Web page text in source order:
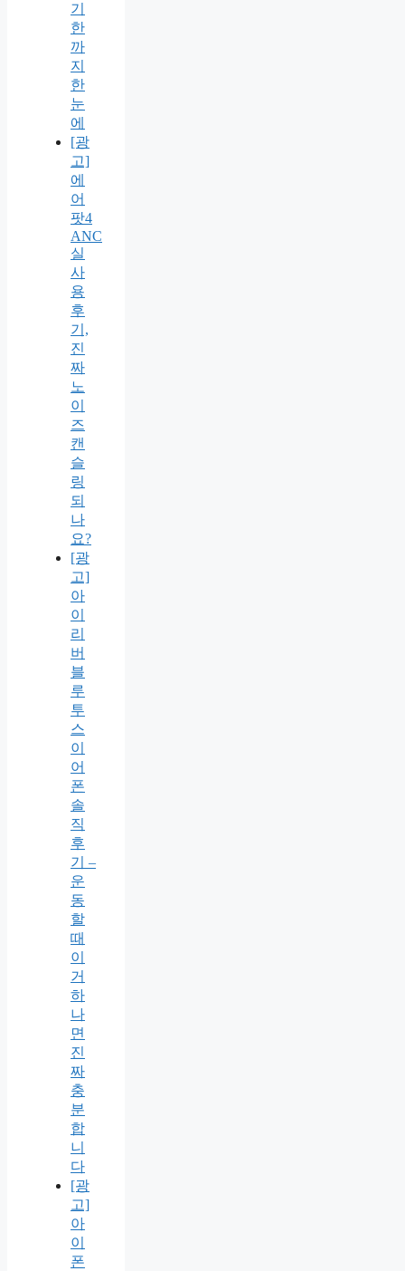
기
한
까
지
한
눈
에
[광
고]
에
어
팟4
ANC
실
사
용
후
기,
진
짜
노
이
즈
캔
슬
링
되
나
요?
[광
고]
아
이
리
버
블
루
투
스
이
어
폰
솔
직
후
기 –
운
동
할
때
이
거
하
나
면
진
짜
충
분
합
니
다
[광
고]
아
이
폰